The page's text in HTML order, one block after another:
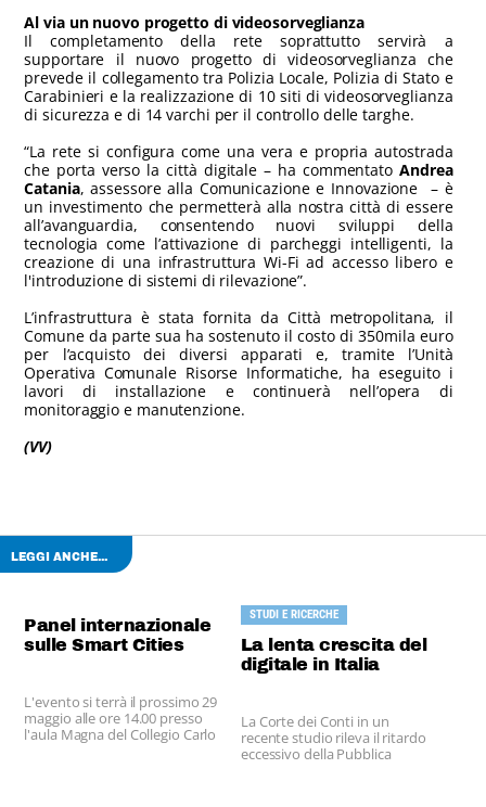
Al via un nuovo progetto di videosorveglianza
Il completamento della rete soprattutto servirà a
supportare il nuovo progetto di videosorveglianza che
prevede il collegamento tra Polizia Locale, Polizia di Stato e
Carabinieri e la realizzazione di 10 siti di videosorveglianza
di sicurezza e di 14 varchi per il controllo delle targhe.
“La rete si configura come una vera e propria autostrada
che porta verso la città digitale – ha commentato Andrea
Catania, assessore alla Comunicazione e Innovazione – è
un investimento che permetterà alla nostra città di essere
all’avanguardia, consentendo nuovi sviluppi della
tecnologia come l’attivazione di parcheggi intelligenti, la
creazione di una infrastruttura Wi-Fi ad accesso libero e
l'introduzione di sistemi di rilevazione”.
L’infrastruttura è stata fornita da Città metropolitana, il
Comune da parte sua ha sostenuto il costo di 350mila euro
per l’acquisto dei diversi apparati e, tramite l’Unità
Operativa Comunale Risorse Informatiche, ha eseguito i
lavori di installazione e continuerà nell’opera di
monitoraggio e manutenzione.
(VV)
LEGGI ANCHE...
Panel internazionale
sulle Smart Cities
L'evento si terrà il prossimo 29
maggio alle ore 14.00 presso
l'aula Magna del Collegio Carlo
STUDI E RICERCHE
La lenta crescita del
digitale in Italia
La Corte dei Conti in un
recente studio rileva il ritardo
eccessivo della Pubblica